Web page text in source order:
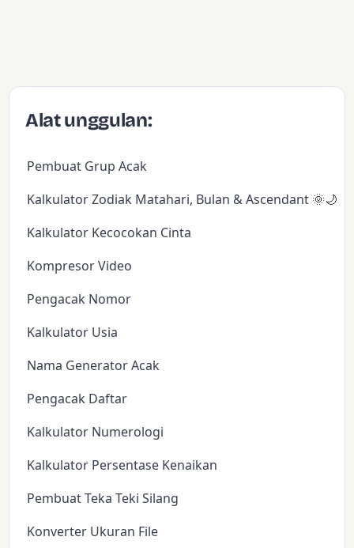
Alat unggulan:
Pembuat Grup Acak
Kalkulator Zodiak Matahari, Bulan & Ascendant 🌞🌙✨
Kalkulator Kecocokan Cinta
Kompresor Video
Pengacak Nomor
Kalkulator Usia
Nama Generator Acak
Pengacak Daftar
Kalkulator Numerologi
Kalkulator Persentase Kenaikan
Pembuat Teka Teki Silang
Konverter Ukuran File